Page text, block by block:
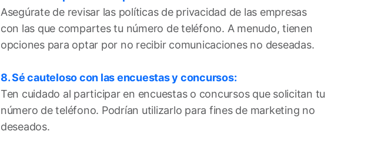
Asegúrate de revisar las políticas de privacidad de las empresas
con las que compartes tu número de teléfono. A menudo, tienen
opciones para optar por no recibir comunicaciones no deseadas.
8. Sé cauteloso con las encuestas y concursos:
Ten cuidado al participar en encuestas o concursos que solicitan tu
número de teléfono. Podrían utilizarlo para fines de marketing no
deseados.